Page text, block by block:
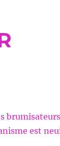
est